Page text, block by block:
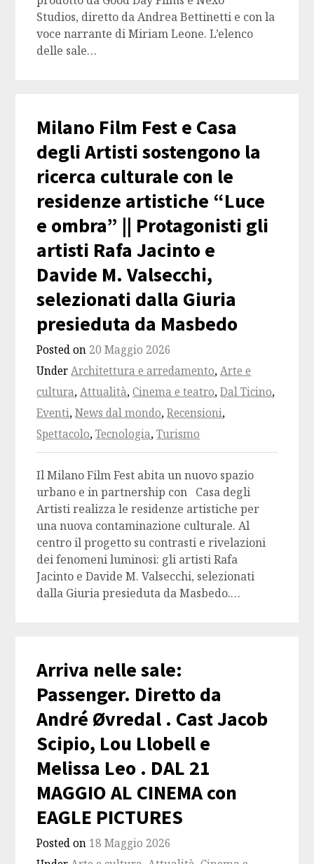
Studios, diretto da Andrea Bettinetti e con la
voce narrante di Miriam Leone. L’elenco
delle sale…
Milano Film Fest e Casa
degli Artisti sostengono la
ricerca culturale con le
residenze artistiche “Luce
e ombra” || Protagonisti gli
artisti Rafa Jacinto e
Davide M. Valsecchi,
selezionati dalla Giuria
presieduta da Masbedo
Posted on 20 Maggio 2026
UnderArchitettura e arredamento,Arte e
cultura,Attualità,Cinema e teatro,Dal Ticino,
Eventi,News dal mondo,Recensioni,
Spettacolo,Tecnologia,Turismo
Il Milano Film Fest abita un nuovo spazio
urbano e in partnership con Casa degli
Artisti realizza le residenze artistiche per
una nuova contaminazione culturale. Al
centro il progetto su contrasti e rivelazioni
dei fenomeni luminosi: gli artisti Rafa
Jacinto e Davide M. Valsecchi, selezionati
dalla Giuria presieduta da Masbedo.…
Arriva nelle sale:
Passenger. Diretto da
André Øvredal . Cast Jacob
Scipio, Lou Llobell e
Melissa Leo . DAL 21
MAGGIO AL CINEMA con
EAGLE PICTURES
Posted on 18 Maggio 2026